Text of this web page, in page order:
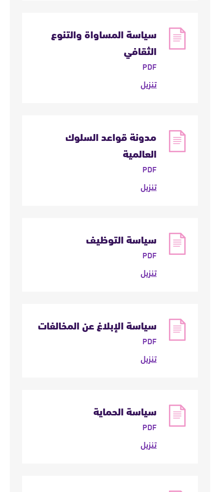
سياسة المساواة والتنوع
الثقافي
PDF
تنزيل
مدونة قواعد السلوك
العالمية
PDF
تنزيل
سياسة التوظيف
PDF
تنزيل
سياسة الإبلاغ عن المخالفات
PDF
تنزيل
سياسة الحماية
PDF
تنزيل